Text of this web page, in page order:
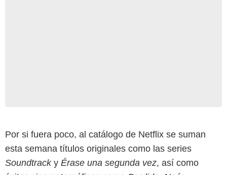
Por si fuera poco, al catálogo de Netflix se suman
esta semana títulos originales como las series
Soundtracky Érase una segunda vez, así como